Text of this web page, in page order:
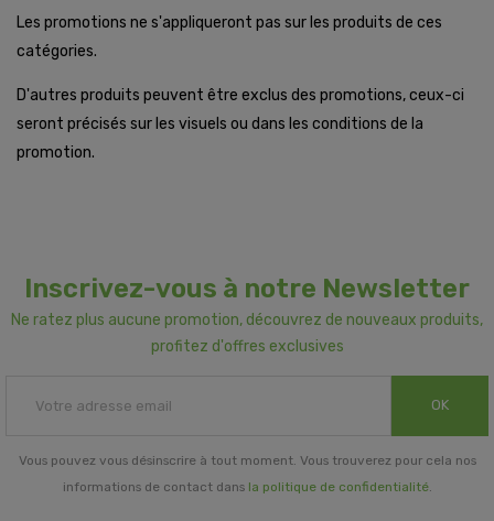
Les promotions ne s'appliqueront pas sur les produits de ces
catégories.
D'autres produits peuvent être exclus des promotions, ceux-ci
seront précisés sur les visuels ou dans les conditions de la
promotion.
Inscrivez-vous à notre Newsletter
Ne ratez plus aucune promotion, découvrez de nouveaux produits,
profitez d'offres exclusives
OK
Vous pouvez vous désinscrire à tout moment. Vous trouverez pour cela nos
informations de contact dans la politique de confidentialité.